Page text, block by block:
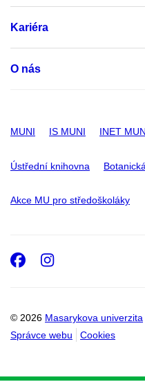
Kariéra
O nás
MUNI IS MUNI INET
Ústřední knihovna
Akce MU pro středoškoláky
© 2026 Masarykova univerzita
Správce webu
Cookies
Facebook